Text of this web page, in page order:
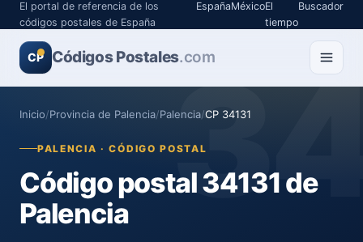
El portal de referencia de los
códigos postales de España
EspañaMéxicoEl
tiempo
Buscador
CP Códigos Postales.com
Inicio/Provincia de Palencia/Palencia/CP 34131
PALENCIA · CÓDIGO POSTAL
Código postal 34131 de
Palencia